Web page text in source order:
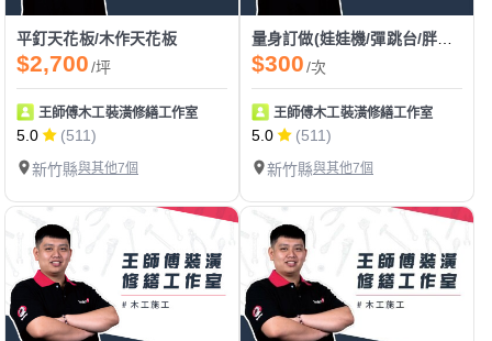
平釘天花板/木作天花板
$2,700/坪
王師傅木工裝潢修繕工作室
5.0
(511)
新竹縣與其他7個
$300/次
王師傅木工裝潢修繕工作室
5.0
(511)
新竹縣與其他7個